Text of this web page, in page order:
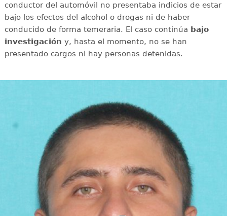
conductor del automóvil no presentaba indicios de estar
bajo los efectos del alcohol o drogas ni de haber
conducido de forma temeraria. El caso continúa bajo
investigación y, hasta el momento, no se han
presentado cargos ni hay personas detenidas.